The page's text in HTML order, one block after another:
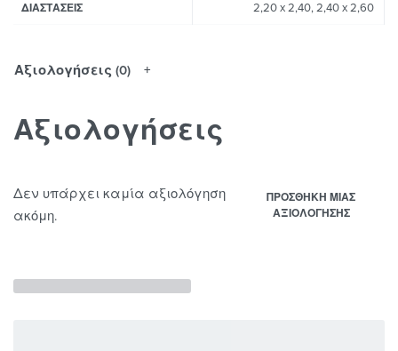
ΔΙΑΣΤΆΣΕΙΣ 2,20 x 2,40, 2,40 x 2,60
Αξιολογήσεις (0)
Αξιολογήσεις
Δεν υπάρχει καμία αξιολόγηση
ακόμη.
ΠΡΟΣΘΉΚΗ ΜΊΑΣ
ΑΞΙΟΛΌΓΗΣΗΣ